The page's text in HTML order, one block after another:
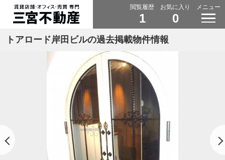
閲覧履歴
1
お気に入り
0
メニュー
トアロード岸田ビルの過去掲載物件情報